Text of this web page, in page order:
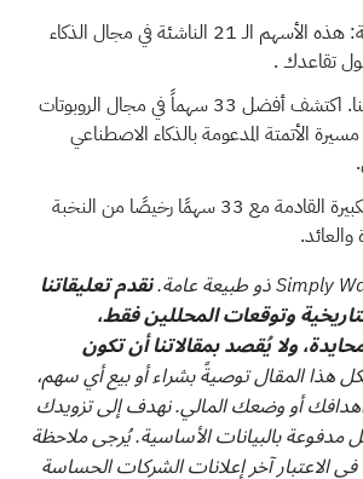
هذه
الأسهم الـ 21 الناشئة في مجال الذكاء
تقاعدك.
اكتشف
أفضل 33 سهماً في مجال الروبوتات
الأتمتة المدعومة بالذكاء الاصطناعي
القادمة مع 33 سهمًا رخيصًا من النخبة
والعائد.
نقدم تعليقاتنا
وتوقعات المحللين فقط،
ولا يُقصد بمقالاتنا أن تكون
هذا المقال توصيةً بشراء أو بيع أي سهم،
أهدافك أو وضعك المالي. نهدف إلى تزويدك
مدفوعة بالبيانات الأساسية. يُرجى ملاحظة
في الاعتبار آخر إعلانات الشركات الحساسة